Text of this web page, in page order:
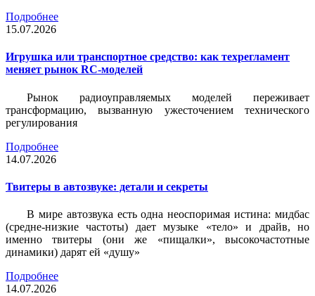
Подробнее
15.07.2026
Игрушка или транспортное средство: как техрегламент
меняет рынок RC-моделей
Рынок радиоуправляемых моделей переживает
трансформацию, вызванную ужесточением технического
регулирования
Подробнее
14.07.2026
Твитеры в автозвуке: детали и секреты
В мире автозвука есть одна неоспоримая истина: мидбас
(средне-низкие частоты) дает музыке «тело» и драйв, но
именно твитеры (они же «пищалки», высокочастотные
динамики) дарят ей «душу»
Подробнее
14.07.2026